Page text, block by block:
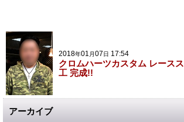
2018年01月 07 日 17:54
クロムハーツカスタム レース
工 完成!!
アーカイブ